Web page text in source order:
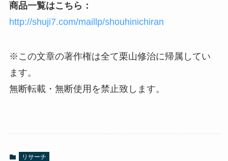
商品一覧はこちら：
http://shuji7.com/maillp/shouhinichiran
※この文章の著作権は全て栗山修治に帰属してい
ます。
無断転載・無断使用を禁止致します。
リサーチ